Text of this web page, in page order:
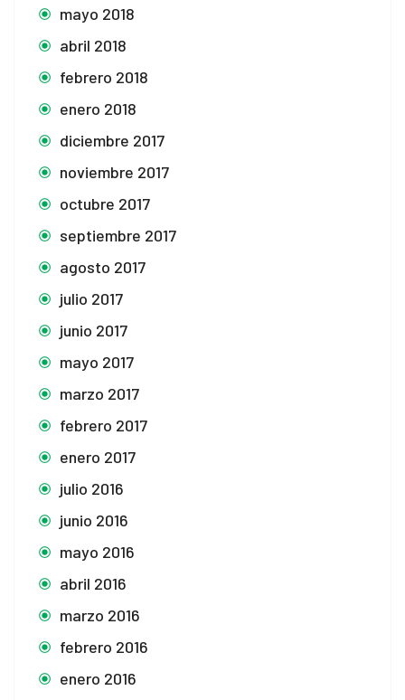
mayo 2018
abril 2018
febrero 2018
enero 2018
diciembre 2017
noviembre 2017
octubre 2017
septiembre 2017
agosto 2017
julio 2017
junio 2017
mayo 2017
marzo 2017
febrero 2017
enero 2017
julio 2016
junio 2016
mayo 2016
abril 2016
marzo 2016
febrero 2016
enero 2016